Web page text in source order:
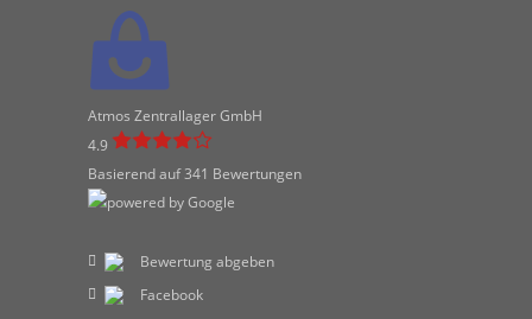
Atmos Zentrallager GmbH
4.9
Basierend auf 341 Bewertungen
Bewertung abgeben
Facebook